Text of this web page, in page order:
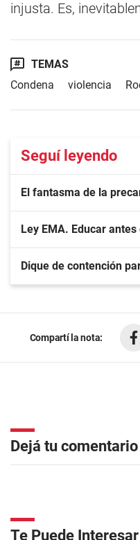
injusta. Es,
TEMAS
Condena
violencia
Seguí leyendo
El fantasma de la
Ley EMA. Educar
Dique de contención
Compartí la nota:
Dejá tu comentario
Te Puede Interesar